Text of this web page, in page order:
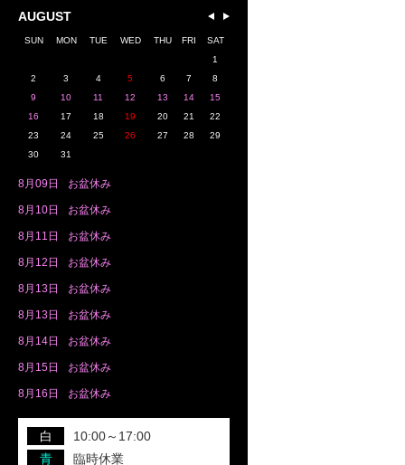
AUGUST
SUN MON TUE WED THU FRI
SAT
1
2
3 4 5 6 7
8
9
10 11 12 13 14
15
16
17 18 19 20 21
22
23
24 25 26 27 28
29
30
31
8月 09日 お盆休み
8月 10日 お盆休み
8月 11日 お盆休み
8月 12日 お盆休み
8月 13日 お盆休み
8月 13日 お盆休み
8月 14日 お盆休み
8月 15日 お盆休み
8月 16日 お盆休み
白
10:00～17:00
青
臨時休業